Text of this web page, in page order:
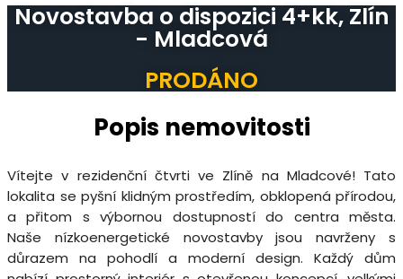
Novostavba o dispozici 4+kk, Zlín
- Mladcová
PRODÁNO
Popis nemovitosti
Vítejte v rezidenční čtvrti ve Zlíně na Mladcové! Tato
lokalita se pyšní klidným prostředím, obklopená přírodou,
a přitom s výbornou dostupností do centra města.
Naše nízkoenergetické novostavby jsou navrženy s
důrazem na pohodlí a moderní design. Každý dům